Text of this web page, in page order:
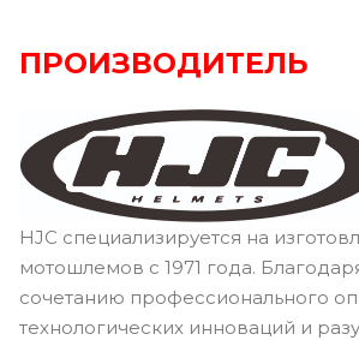
ПРОИЗВОДИТЕЛЬ
HJC специализируется на
мотошлемов с 1971 года.
сочетанию профессионального
технологических инноваций и